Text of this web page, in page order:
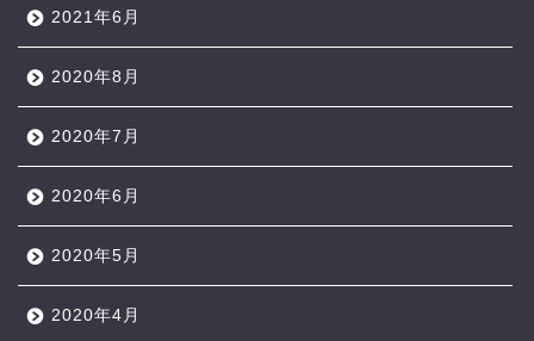
2021年6月
2020年8月
2020年7月
2020年6月
2020年5月
2020年4月